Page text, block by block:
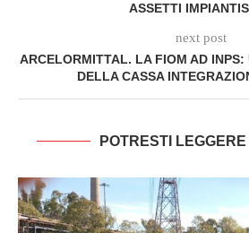
ASSETTI
next post
ARCELORMITTAL. LA FIOM AD
DELLA CASSA
POTRESTI